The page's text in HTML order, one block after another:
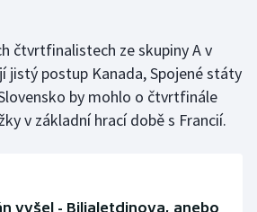
čtvrtfinalistech ze skupiny A v
jistý postup Kanada, Spojené státy
by mohlo o čtvrtfinále
v základní hrací době s Francií.
vyšel - Biljaletdinova, anebo